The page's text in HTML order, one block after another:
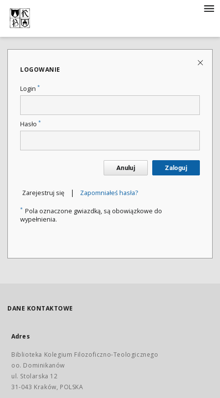
LOGOWANIE
Login *
Hasło *
Anuluj Zaloguj
Zarejestruj się | Zapomniałeś hasła?
* Pola oznaczone gwiazdką, są obowiązkowe do
wypełnienia.
DANE KONTAKTOWE
Adres
Biblioteka Kolegium Filozoficzno-Teologicznego
oo. Dominikanów
ul. Stolarska 12
31-043 Kraków, POLSKA